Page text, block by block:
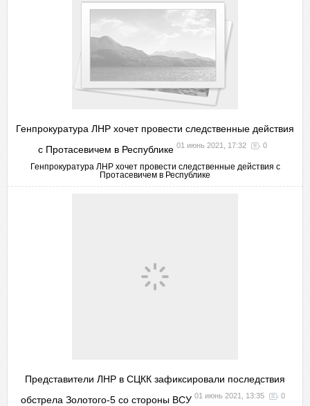
Генпрокуратура ЛНР хочет провести следственные действия
с Протасевичем в Республике 01 июнь 2021, 17:32 0
Генпрокуратура ЛНР хочет провести следственные действия с
Протасевичем в Республике
Представители ЛНР в СЦКК зафиксировали последствия
обстрела Золотого-5 со стороны ВСУ 01 июнь 2021, 13:35 0